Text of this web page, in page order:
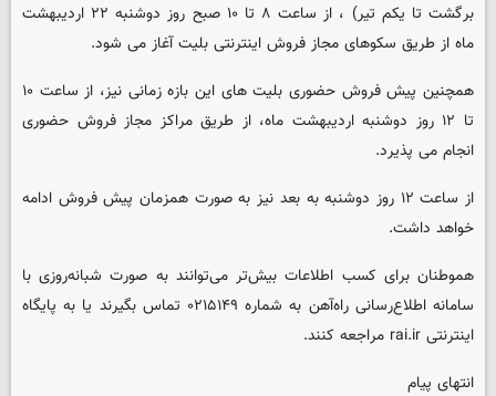
برگشت تا یکم تیر) ، از ساعت ۸ تا ۱۰ صبح روز دوشنبه ۲۲ اردیبهشت
ماه از طریق سکوهای مجاز فروش اینترنتی بلیت آغاز می شود.
همچنین پیش فروش حضوری بلیت های این بازه زمانی نیز، از ساعت ۱۰
تا ۱۲ روز دوشنبه اردیبهشت ماه، از طریق مراکز مجاز فروش حضوری
انجام می پذیرد.
از ساعت ۱۲ روز دوشنبه به بعد نیز به صورت همزمان پیش فروش ادامه
خواهد داشت.
هموطنان برای کسب اطلاعات بیش‌تر می‌توانند به صورت شبانه‌روزی با
سامانه اطلاع‌رسانی راه‌آهن به شماره ۰۲۱۵۱۴۹ تماس بگیرند یا به پایگاه
اینترنتی rai.ir مراجعه کنند.
انتهای پیام